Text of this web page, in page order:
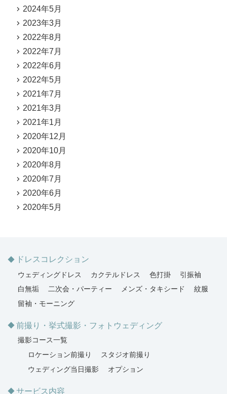
2024年5月
2023年3月
2022年8月
2022年7月
2022年6月
2022年5月
2021年7月
2021年3月
2021年1月
2020年12月
2020年10月
2020年8月
2020年7月
2020年6月
2020年5月
ドレスコレクション
ウェディングドレス カクテルドレス 色打掛
引振袖
白無垢
二次会・パーティー メンズ・タキシード
紋服
留袖・モーニング
前撮り・挙式撮影・フォトウェディング
撮影コース一覧
ロケーション前撮り
スタジオ前撮り
ウェディング当日撮影
オプション
サービス内容